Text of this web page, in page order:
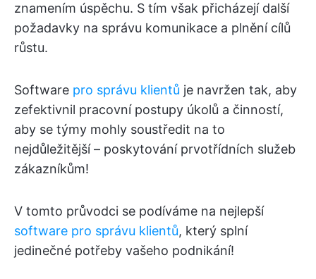
znamením úspěchu. S tím však přicházejí další
požadavky na správu komunikace a plnění cílů
růstu.
Software pro správu klientů je navržen tak, aby
zefektivnil pracovní postupy úkolů a činností,
aby se týmy mohly soustředit na to
nejdůležitější – poskytování prvotřídních služeb
zákazníkům!
V tomto průvodci se podíváme na nejlepší
software pro správu klientů, který splní
jedinečné potřeby vašeho podnikání!